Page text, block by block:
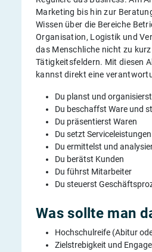
Marketing bis hin zur
Wissen über die Bereiche
Organisation, Logistik und
das Menschliche nicht zu
Tätigkeitsfeldern. Mit diesen
kannst direkt eine
Du planst und
Du beschaffst Ware und
Du präsentierst Waren
Du setzt
Du ermittelst und
Du berätst Kunden
Du führst Mitarbeiter
Du steuerst
Was sollte man
Hochschulreife (Abitur
Zielstrebigkeit und